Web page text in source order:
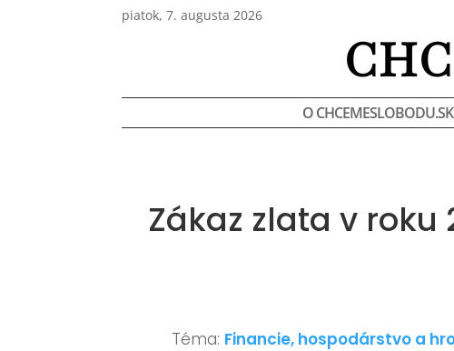
piatok, 7. augusta 2026
O CHCEMESLOBODU.SK
Zákaz zlata v roku
Téma: Financie, hospodárstvo a